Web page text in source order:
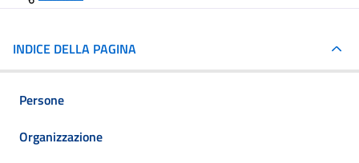
INDICE DELLA PAGINA
Persone
Organizzazione